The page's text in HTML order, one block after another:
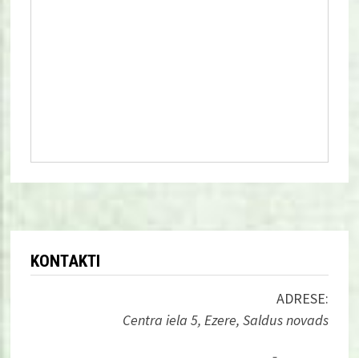
KONTAKTI
ADRESE:
Centra iela 5, Ezere, Saldus novads